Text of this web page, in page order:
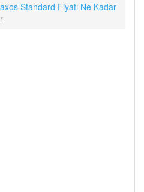
Standard Fiyatı Ne Kadar